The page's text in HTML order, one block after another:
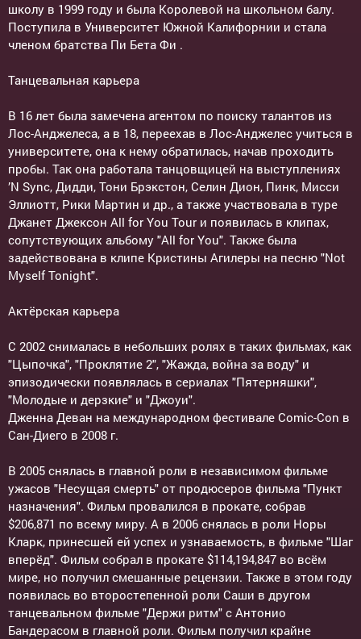
школу в 1999 году и была Королевой на школьном балу.
Поступила в Университет Южной Калифорнии и стала
членом братства Пи Бета Фи .
Танцевальная карьера
В 16 лет была замечена агентом по поиску талантов из
Лос-Анджелеса, а в 18, переехав в Лос-Анджелес учиться в
университете, она к нему обратилась, начав проходить
пробы. Так она работала танцовщицей на выступлениях
’N Sync, Дидди, Тони Брэкстон, Селин Дион, Пинк, Мисси
Эллиотт, Рики Мартин и др., а также участвовала в туре
Джанет Джексон All for You Tour и появилась в клипах,
сопутствующих альбому "All for You". Также была
задействована в клипе Кристины Агилеры на песню "Not
Myself Tonight".
Актёрская карьера
С 2002 снималась в небольших ролях в таких фильмах, как
"Цыпочка", "Проклятие 2", "Жажда, война за воду" и
эпизодически появлялась в сериалах "Пятерняшки",
"Молодые и дерзкие" и "Джоуи".
Дженна Деван на международном фестивале Comic-Con в
Сан-Диего в 2008 г.
В 2005 снялась в главной роли в независимом фильме
ужасов "Несущая смерть" от продюсеров фильма "Пункт
назначения". Фильм провалился в прокате, собрав
$206,871 по всему миру. А в 2006 снялась в роли Норы
Кларк, принесшей ей успех и узнаваемость, в фильме "Шаг
вперёд". Фильм собрал в прокате $114,194,847 во всём
мире, но получил смешанные рецензии. Также в этом году
появилась во второстепенной роли Саши в другом
танцевальном фильме "Держи ритм" с Антонио
Бандерасом в главной роли. Фильм получил крайне